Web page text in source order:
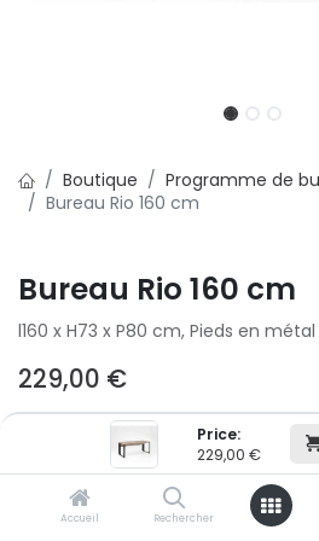
Price:
229,00 €
Accueil Rechercher
Boutique
Programme de
Bureau Rio 160 cm
Bureau Rio 160 cm
l160 x H73 x P80 cm, Pieds en métal
229,00 €
Ajouter à la liste d'envie